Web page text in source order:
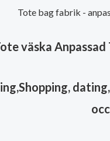
Tote bag fabrik -
väska